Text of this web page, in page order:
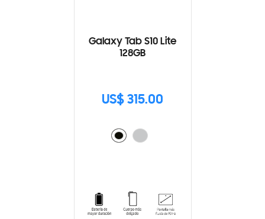
Galaxy Tab S10 Lite
128GB
US$ 315.00